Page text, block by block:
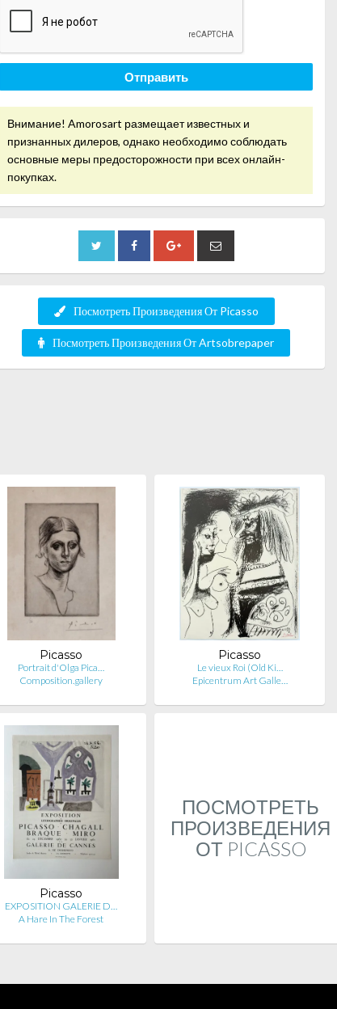
Отправить
Внимание! Amorosart размещает известных и
признанных дилеров, однако необходимо соблюдать
основные меры предосторожности при всех онлайн-
покупках.
Посмотреть Произведения От Picasso
Посмотреть Произведения От Artsobrepaper
Picasso
Portrait d'Olga Pica…
Composition.gallery
Picasso
Le vieux Roi (Old Ki…
Epicentrum Art Galle…
Picasso
EXPOSITION GALERIE D…
A Hare In The Forest
ПОСМОТРЕТЬ
ПРОИЗВЕДЕНИЯ
ОТ PICASSO